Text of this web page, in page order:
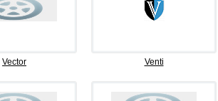
Vector Venti